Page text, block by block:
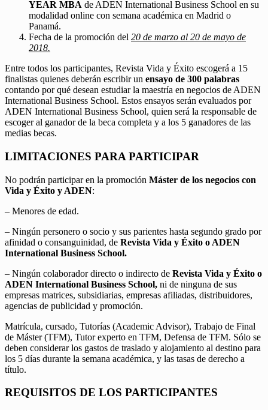
YEAR MBA de ADEN International Business School en su
modalidad online con semana académica en Madrid o
Panamá.
Fecha de la promoción del 20 de marzo al 20 de mayo de
2018.
Entre todos los participantes, Revista Vida y Éxito escogerá a 15
finalistas quienes deberán escribir un ensayo de 300 palabras
contando por qué desean estudiar la maestría en negocios de ADEN
International Business School. Estos ensayos serán evaluados por
ADEN International Business School, quien será la responsable de
escoger al ganador de la beca completa y a los 5 ganadores de las
medias becas.
LIMITACIONES PARA PARTICIPAR
No podrán participar en la promoción Máster de los negocios con
Vida y Éxito y ADEN:
– Menores de edad.
– Ningún personero o socio y sus parientes hasta segundo grado por
afinidad o consanguinidad, de Revista Vida y Éxito o ADEN
International Business School.
– Ningún colaborador directo o indirecto de Revista Vida y Éxito o
ADEN International Business School, ni de ninguna de sus
empresas matrices, subsidiarias, empresas afiliadas, distribuidores,
agencias de publicidad y promoción.
Matrícula, cursado, Tutorías (Academic Advisor), Trabajo de Final
de Máster (TFM), Tutor experto en TFM, Defensa de TFM. Sólo se
deben considerar los gastos de traslado y alojamiento al destino para
los 5 días durante la semana académica, y las tasas de derecho a
título.
REQUISITOS DE LOS PARTICIPANTES